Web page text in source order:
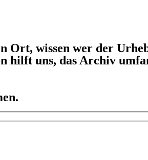
Ort, wissen wer der
hilft uns, das Archiv